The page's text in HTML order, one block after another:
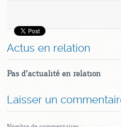
Actus en relation
Pas d'actualité en relation
Laisser un